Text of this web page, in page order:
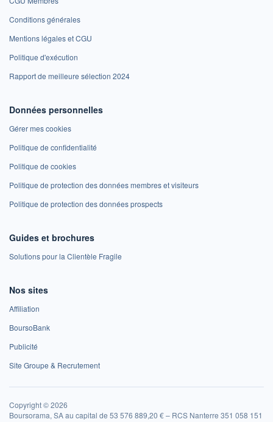
Conditions générales
Mentions légales et CGU
Politique d'exécution
Rapport de meilleure sélection 2024
Données personnelles
Gérer mes cookies
Politique de confidentialité
Politique de cookies
Politique de protection des données membres et visiteurs
Politique de protection des données prospects
Guides et brochures
Solutions pour la Clientèle Fragile
Nos sites
Affiliation
BoursoBank
Publicité
Site Groupe & Recrutement
Copyright © 2026
Boursorama, SA au capital de 53 576 889,20 € – RCS Nanterre 351 058 151